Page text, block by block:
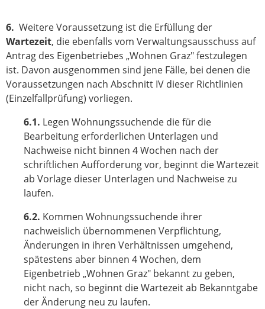
6. Weitere Voraussetzung ist die Erfüllung der
Wartezeit, die ebenfalls vom Verwaltungsausschuss auf
Antrag des Eigenbetriebes „Wohnen Graz" festzulegen
ist. Davon ausgenommen sind jene Fälle, bei denen die
Voraussetzungen nach Abschnitt IV dieser Richtlinien
(Einzelfallprüfung) vorliegen.
6.1. Legen Wohnungssuchende die für die
Bearbeitung erforderlichen Unterlagen und
Nachweise nicht binnen 4 Wochen nach der
schriftlichen Aufforderung vor, beginnt die Wartezeit
ab Vorlage dieser Unterlagen und Nachweise zu
laufen.
6.2. Kommen Wohnungssuchende ihrer
nachweislich übernommenen Verpflichtung,
Änderungen in ihren Verhältnissen umgehend,
spätestens aber binnen 4 Wochen, dem
Eigenbetrieb „Wohnen Graz" bekannt zu geben,
nicht nach, so beginnt die Wartezeit ab Bekanntgabe
der Änderung neu zu laufen.